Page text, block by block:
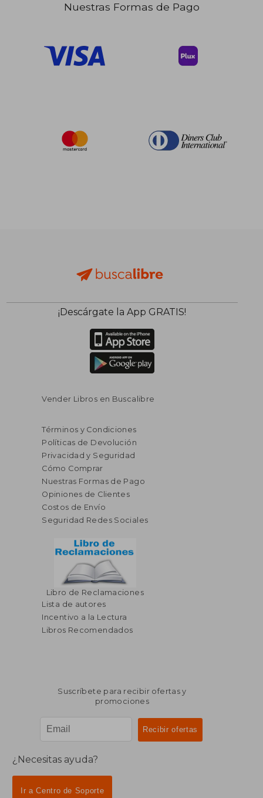
Nuestras Formas de Pago
¡Descárgate la App GRATIS!
Vender Libros en Buscalibre
Términos y Condiciones
Políticas de Devolución
Privacidad y Seguridad
Cómo Comprar
Nuestras Formas de Pago
Opiniones de Clientes
Costos de Envío
Seguridad Redes Sociales
Libro de Reclamaciones
Lista de autores
Incentivo a la Lectura
Libros Recomendados
Suscríbete para recibir ofertas y
promociones
¿Necesitas ayuda?
Ir a Centro de Soporte